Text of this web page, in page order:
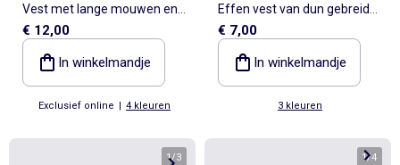
Vest met lange mouwen en
ruches
€ 12,00
In winkelmandje
Exclusief online | 4 kleuren
Effen vest van dun gebreid
tricot
€ 7,00
In winkelmandje
3 kleuren
1/3 1/4